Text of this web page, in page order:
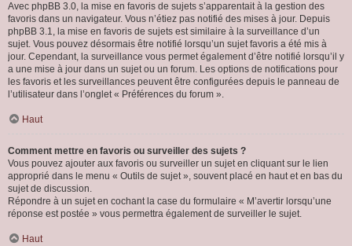
Avec phpBB 3.0, la mise en favoris de sujets s’apparentait à la gestion des
favoris dans un navigateur. Vous n’étiez pas notifié des mises à jour. Depuis
phpBB 3.1, la mise en favoris de sujets est similaire à la surveillance d’un
sujet. Vous pouvez désormais être notifié lorsqu’un sujet favoris a été mis à
jour. Cependant, la surveillance vous permet également d’être notifié lorsqu’il y
a une mise à jour dans un sujet ou un forum. Les options de notifications pour
les favoris et les surveillances peuvent être configurées depuis le panneau de
l’utilisateur dans l’onglet « Préférences du forum ».
Haut
Comment mettre en favoris ou surveiller des sujets ?
Vous pouvez ajouter aux favoris ou surveiller un sujet en cliquant sur le lien
approprié dans le menu « Outils de sujet », souvent placé en haut et en bas du
sujet de discussion.
Répondre à un sujet en cochant la case du formulaire « M’avertir lorsqu’une
réponse est postée » vous permettra également de surveiller le sujet.
Haut